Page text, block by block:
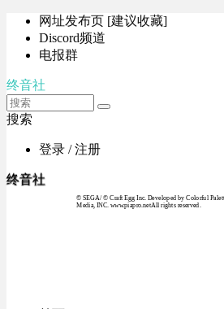
网址发布页 [建议收藏]
Discord频道
电报群
终音社
搜索
登录 / 注册
终音社
© SEGA / © Craft Egg Inc. Developed by Colorful
Media, INC. www.piapro.netAll rights reserved.